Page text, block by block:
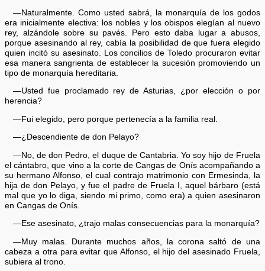
—Naturalmente. Como usted sabrá, la monarquía de los godos
era inicialmente electiva: los nobles y los obispos elegían al nuevo
rey, alzándole sobre su pavés. Pero esto daba lugar a abusos,
porque asesinando al rey, cabía la posibilidad de que fuera elegido
quien incitó su asesinato. Los concilios de Toledo procuraron evitar
esa manera sangrienta de establecer la sucesión promoviendo un
tipo de monarquía hereditaria.
—Usted fue proclamado rey de Asturias, ¿por elección o por
herencia?
—Fui elegido, pero porque pertenecía a la familia real.
—¿Descendiente de don Pelayo?
—No, de don Pedro, el duque de Cantabria. Yo soy hijo de Fruela
el cántabro, que vino a la corte de Cangas de Onís acompañando a
su hermano Alfonso, el cual contrajo matrimonio con Ermesinda, la
hija de don Pelayo, y fue el padre de Fruela I, aquel bárbaro (está
mal que yo lo diga, siendo mi primo, como era) a quien asesinaron
en Cangas de Onís.
—Ese asesinato, ¿trajo malas consecuencias para la monarquía?
—Muy malas. Durante muchos años, la corona saltó de una
cabeza a otra para evitar que Alfonso, el hijo del asesinado Fruela,
subiera al trono.